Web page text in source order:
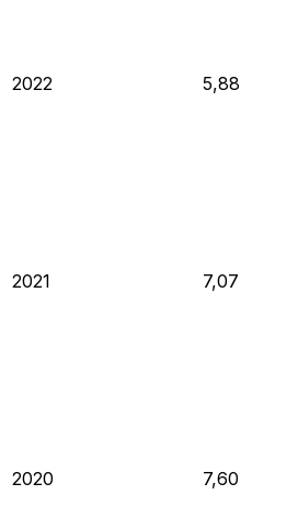
2022 5,88
2021 7,07
2020 7,60